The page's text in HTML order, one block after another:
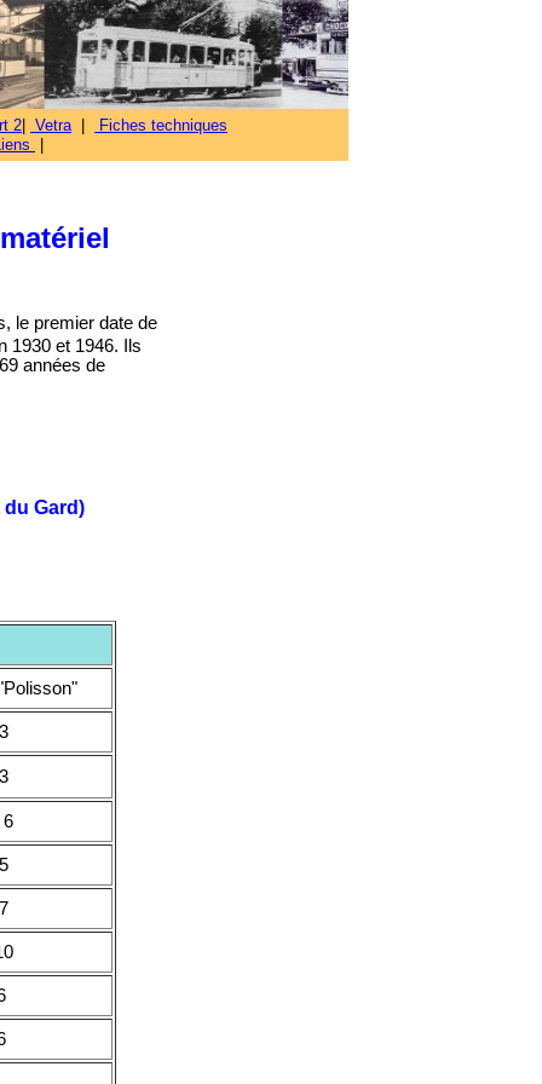
2 Vetra|
Fiches techniques
le premier date de
1930 et 1946. Ils
années de
du Gard)
3
3
5
7